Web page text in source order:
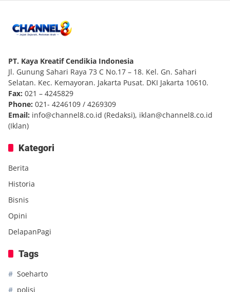
PT. Kaya Kreatif Cendikia Indonesia
Jl. Gunung Sahari Raya 73 C No.17 – 18. Kel. Gn. Sahari
Selatan. Kec. Kemayoran. Jakarta Pusat. DKI Jakarta 10610.
Fax: 021 – 4245829
Phone: 021- 4246109 / 4269309
Email: info@channel8.co.id (Redaksi), iklan@channel8.co.id
(Iklan)
Kategori
Berita
Historia
Bisnis
Opini
DelapanPagi
Tags
Soeharto
polisi